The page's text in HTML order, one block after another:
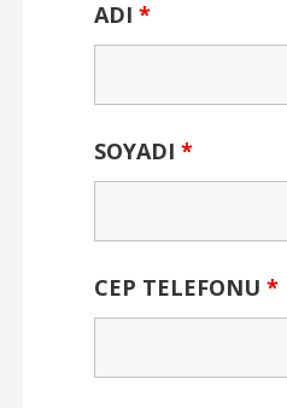
ADI *
SOYADI *
CEP TELEFONU *